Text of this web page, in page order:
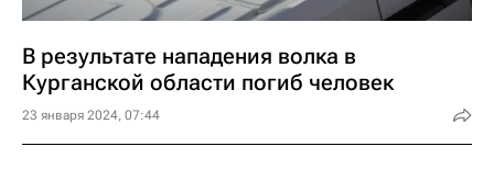
В результате нападения волка в
Курганской области погиб человек
23 января 2024, 07:44